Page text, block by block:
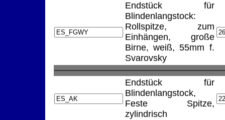
Endstück für
Blindenlangstock:
Rollspitze, zum
Einhängen, große
Birne, weiß, 55mm f.
Svarovsky
Endstück für
Blindenlangstock,
Feste Spitze,
zylindrisch